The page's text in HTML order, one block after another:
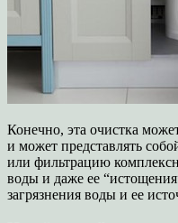
Конечно, эта очистка
и может представлять
или фильтрацию
воды и даже ее
загрязнения воды и ее